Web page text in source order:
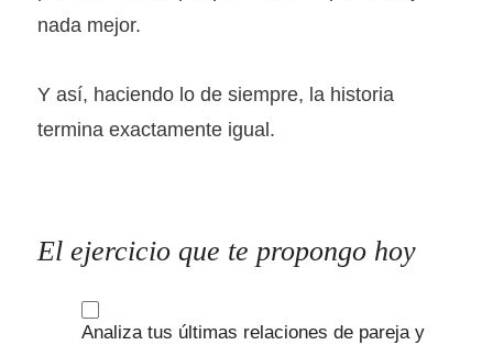
nada mejor.
Y así, haciendo lo de siempre, la historia
termina exactamente igual.
El ejercicio que te propongo hoy
Analiza tus últimas relaciones de pareja y